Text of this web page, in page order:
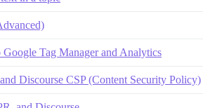
Google Tag Manager and Analytics
Discourse CSP (Content Security Policy)